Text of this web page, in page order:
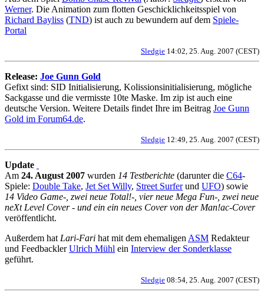
Werner. Die Animation zum flotten Geschicklichkeitsspiel von
Richard Bayliss (TND) ist auch zu bewundern auf dem Spiele-
Portal
Sledgie 14:02, 25. Aug. 2007 (CEST)
Release: Joe Gunn Gold
Gefixt sind: SID Initialisierung, Kolissionsinitialisierung, mögliche
Sackgasse und die vermisste 10te Maske. Im zip ist auch eine
deutsche Version. Weitere Details findet Ihre im Beitrag Joe Gunn
Gold im Forum64.de.
Sledgie 12:49, 25. Aug. 2007 (CEST)
Update
Am 24. August 2007 wurden 14 Testberichte (darunter die C64-
Spiele: Double Take, Jet Set Willy, Street Surferund UFO) sowie
14 Video Game-, zwei neue Total!-, vier neue Mega Fun-, zwei neue
neXt Level Cover - und ein ein neues Cover von der Man!ac-Cover
veröffentlicht.
Außerdem hat Lari-Fari hat mit dem ehemaligen ASM Redakteur
und FeedbacklerUlrich Mühl ein Interview der Sonderklasse
geführt.
Sledgie 08:54, 25. Aug. 2007 (CEST)